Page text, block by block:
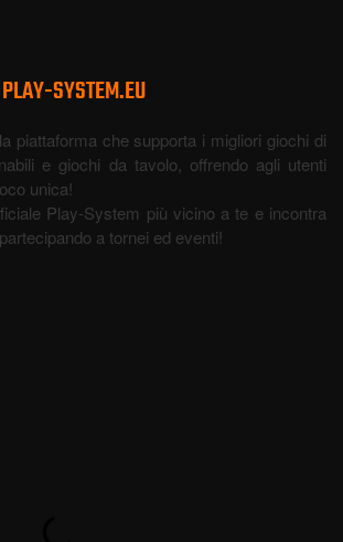
PLAY-SYSTEM.EU
piattaforma che supporta i migliori giochi di
e giochi da tavolo, offrendo agli utenti
unica!
Play-System più vicino a te e incontra
a tornei ed eventi!